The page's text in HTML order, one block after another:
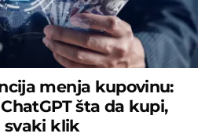
menja kupovinu:
šta da kupi,
svaki klik